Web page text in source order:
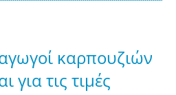
καρπουζιών
για τις τιμές